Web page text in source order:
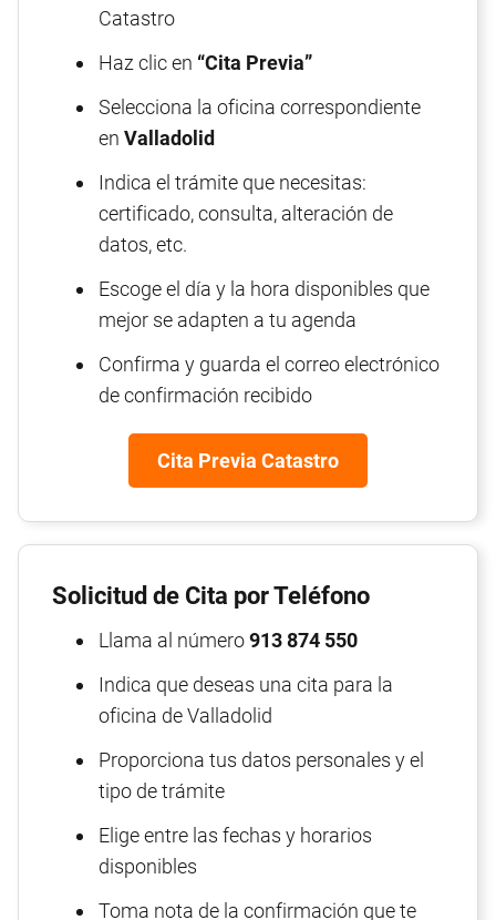
Catastro
Haz clic en “Cita Previa”
Selecciona la oficina correspondiente
en Valladolid
Indica el trámite que necesitas:
certificado, consulta, alteración de
datos, etc.
Escoge el día y la hora disponibles que
mejor se adapten a tu agenda
Confirma y guarda el correo electrónico
de confirmación recibido
Cita Previa Catastro
Solicitud de Cita por Teléfono
Llama al número913 874 550
Indica que deseas una cita para la
oficina de Valladolid
Proporciona tus datos personales y el
tipo de trámite
Elige entre las fechas y horarios
disponibles
Toma nota de la confirmación que te